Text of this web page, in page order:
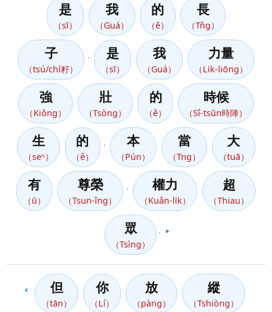
是
（sī）
我
（Guá）
的
（ê）
長
（Tn̂g）
子
（tsú/chí籽）
是
（sī）
我
（Guá）
力量
（Li̍k-liōng）
強
（Kiông）
壯
（Tsòng）
的
（ê）
時候
（Sî-tsūn時陣）
生
（seⁿ）
的
（ê）
本
（Pún）
當
（Tng）
大
（tuā）
有
（ū）
尊榮
（Tsun-îng）
權力
（Kuân-li̍k）
超
（Thiau）
眾
（Tsìng）
▶️
4 但
（tān）
你
（Lí）
放
（pàng）
縱
（Tshiòng）